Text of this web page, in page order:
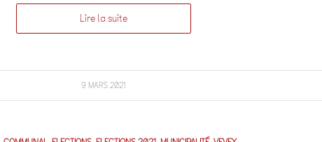
Lire la suite
9 MARS 2021